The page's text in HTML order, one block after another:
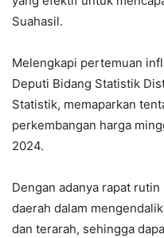
Suahasil.
Melengkapi pertemuan
Deputi Bidang Statistik
Statistik, memaparkan
perkembangan harga
2024.
Dengan adanya rapat
daerah dalam
dan terarah, sehingga